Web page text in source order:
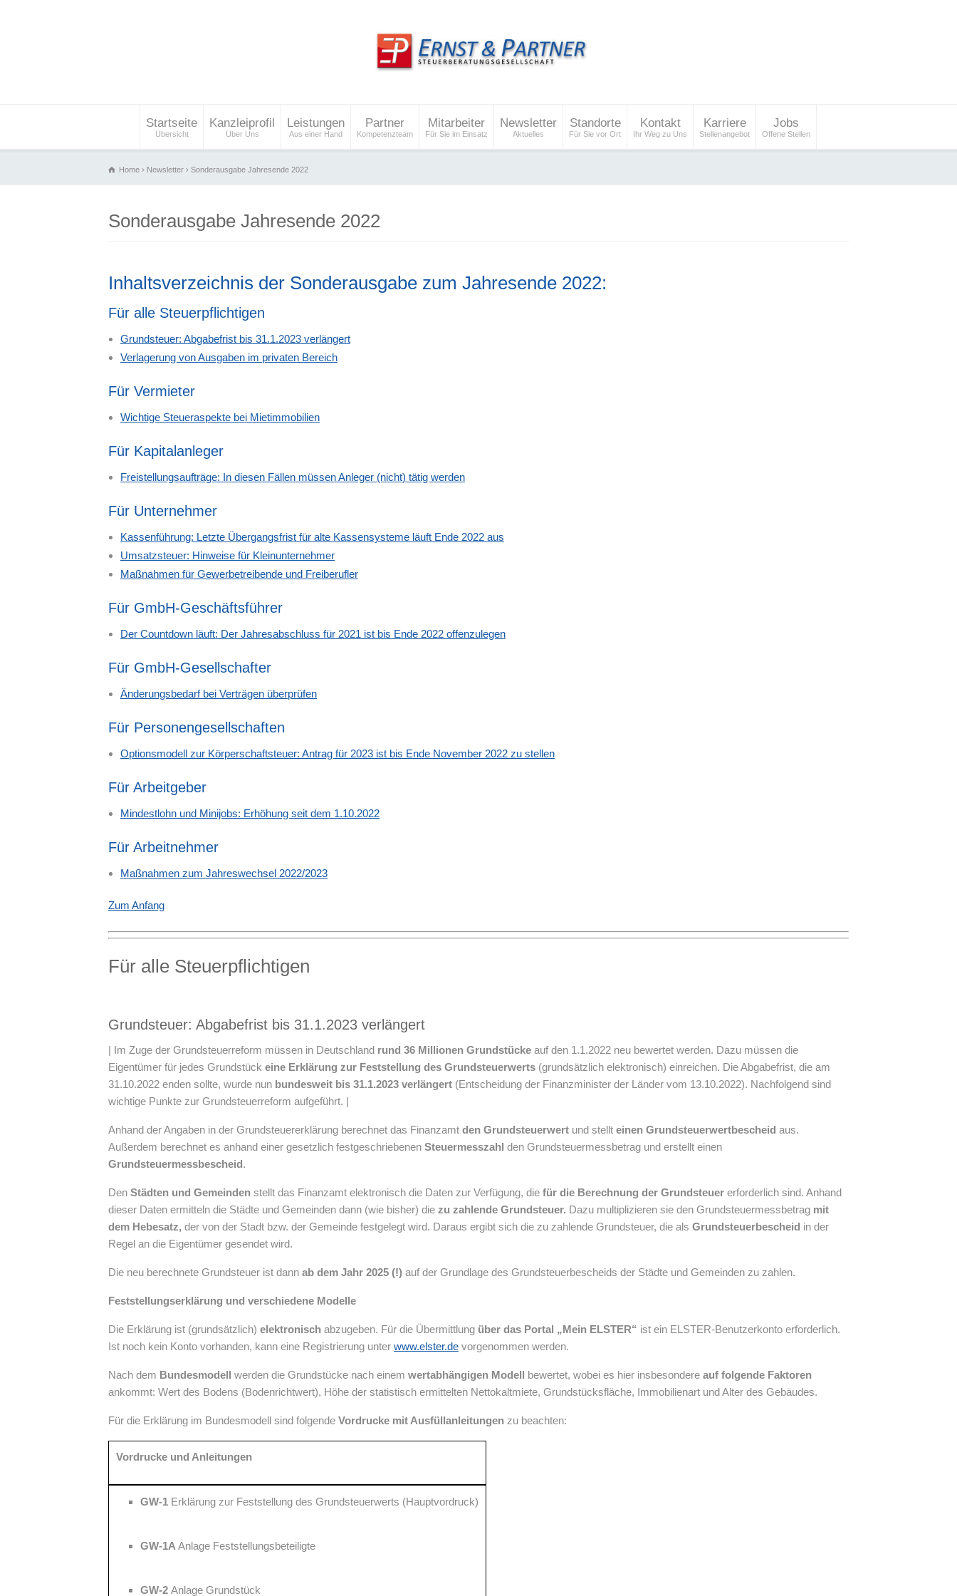
Startseite
Übersicht
Kanzleiprofil
Über Uns
Leistungen
Aus einer Hand
Partner
Kompetenzteam
Mitarbeiter
Für Sie im Einsatz
Newsletter
Aktuelles
Standorte
Für Sie vor Ort
Kontakt
Ihr Weg zu Uns
Karriere
Stellenangebot
Jobs
Offene Stellen
Home Newsletter Sonderausgabe Jahresende 2022
Sonderausgabe Jahresende 2022
Inhaltsverzeichnis der Sonderausgabe zum Jahresende 2022:
Für alle Steuerpflichtigen
Grundsteuer: Abgabefrist bis 31.1.2023 verlängert
Verlagerung von Ausgaben im privaten Bereich
Für Vermieter
Wichtige Steueraspekte bei Mietimmobilien
Für Kapitalanleger
Freistellungsaufträge: In diesen Fällen müssen Anleger (nicht) tätig werden
Für Unternehmer
Kassenführung: Letzte Übergangsfrist für alte Kassensysteme läuft Ende 2022 aus
Umsatzsteuer: Hinweise für Kleinunternehmer
Maßnahmen für Gewerbetreibende und Freiberufler
Für GmbH-Geschäftsführer
Der Countdown läuft: Der Jahresabschluss für 2021 ist bis Ende 2022 offenzulegen
Für GmbH-Gesellschafter
Änderungsbedarf bei Verträgen überprüfen
Für Personengesellschaften
Optionsmodell zur Körperschaftsteuer: Antrag für 2023 ist bis Ende November 2022 zu stellen
Für Arbeitgeber
Mindestlohn und Minijobs: Erhöhung seit dem 1.10.2022
Für Arbeitnehmer
Maßnahmen zum Jahreswechsel 2022/2023
Zum Anfang
Für alle Steuerpflichtigen
Grundsteuer: Abgabefrist bis 31.1.2023 verlängert
| Im Zuge der Grundsteuerreform müssen in Deutschland rund 36 Millionen Grundstücke auf den 1.1.2022 neu bewertet werden. Dazu müssen die
Eigentümer für jedes Grundstück eine Erklärung zur Feststellung des Grundsteuerwerts (grundsätzlich elektronisch) einreichen. Die Abgabefrist, die am
31.10.2022 enden sollte, wurde nun bundesweit bis 31.1.2023 verlängert (Entscheidung der Finanzminister der Länder vom 13.10.2022). Nachfolgend sind
wichtige Punkte zur Grundsteuerreform aufgeführt. |
Anhand der Angaben in der Grundsteuererklärung berechnet das Finanzamt den Grundsteuerwert und stellt einen Grundsteuerwertbescheid aus.
Außerdem berechnet es anhand einer gesetzlich festgeschriebenen Steuermesszahl den Grundsteuermessbetrag und erstellt einen
Grundsteuermessbescheid.
Den Städten und Gemeinden stellt das Finanzamt elektronisch die Daten zur Verfügung, die für die Berechnung der Grundsteuer erforderlich sind. Anhand
dieser Daten ermitteln die Städte und Gemeinden dann (wie bisher) die zu zahlende Grundsteuer. Dazu multiplizieren sie den Grundsteuermessbetrag mit
dem Hebesatz, der von der Stadt bzw. der Gemeinde festgelegt wird. Daraus ergibt sich die zu zahlende Grundsteuer, die als Grundsteuerbescheid in der
Regel an die Eigentümer gesendet wird.
Die neu berechnete Grundsteuer ist dann ab dem Jahr 2025 (!) auf der Grundlage des Grundsteuerbescheids der Städte und Gemeinden zu zahlen.
Feststellungserklärung und verschiedene Modelle
Die Erklärung ist (grundsätzlich) elektronisch abzugeben. Für die Übermittlung über das Portal „Mein ELSTER“ ist ein ELSTER-Benutzerkonto erforderlich.
Ist noch kein Konto vorhanden, kann eine Registrierung unter www.elster.de vorgenommen werden.
Nach dem Bundesmodell werden die Grundstücke nach einem wertabhängigen Modell bewertet, wobei es hier insbesondere auf folgende Faktoren
ankommt: Wert des Bodens (Bodenrichtwert), Höhe der statistisch ermittelten Nettokaltmiete, Grundstücksfläche, Immobilienart und Alter des Gebäudes.
Für die Erklärung im Bundesmodell sind folgende Vordrucke mit Ausfüllanleitungen zu beachten:
Vordrucke und Anleitungen
GW-1 Erklärung zur Feststellung des Grundsteuerwerts (Hauptvordruck)
GW-1A Anlage Feststellungsbeteiligte
GW-2 Anlage Grundstück